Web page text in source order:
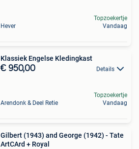
Hever
Topzoekertje
Vandaag
Klassiek Engelse Kledingkast
€ 950,00 Details
Arendonk & Deel Retie
Topzoekertje
Vandaag
Gilbert (1943) and George (1942) - Tate
ArtCArd + Royal